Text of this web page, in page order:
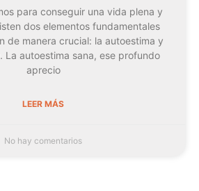
para conseguir una vida plena y
dos elementos fundamentales
de manera crucial: la autoestima y
La autoestima sana, ese profundo
aprecio
LEER MÁS
No hay comentarios